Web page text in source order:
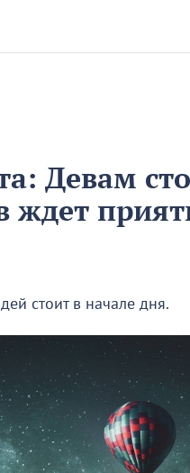
Девам
ждет
стоит в начале дня.